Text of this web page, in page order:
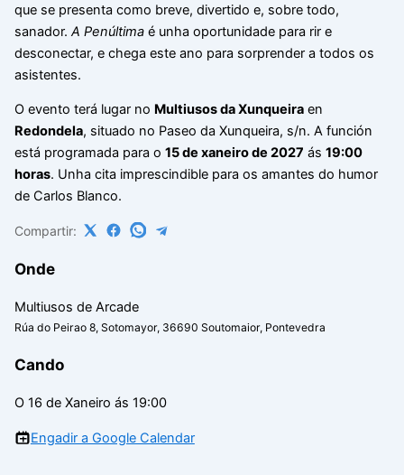
que se presenta como breve, divertido e, sobre todo,
sanador. A Penúltimaé unha oportunidade para rir e
desconectar, e chega este ano para sorprender a todos os
asistentes.
O evento terá lugar no Multiusos da Xunqueiraen
Redondela, situado no Paseo da Xunqueira, s/n. A función
está programada para o 15 de xaneiro de 2027 ás 19:00
horas. Unha cita imprescindible para os amantes do humor
de Carlos Blanco.
Compartir:
Onde
Multiusos de Arcade
Rúa do Peirao 8, Sotomayor, 36690 Soutomaior, Pontevedra
Cando
O 16 de Xaneiro ás 19:00
Engadir a Google Calendar